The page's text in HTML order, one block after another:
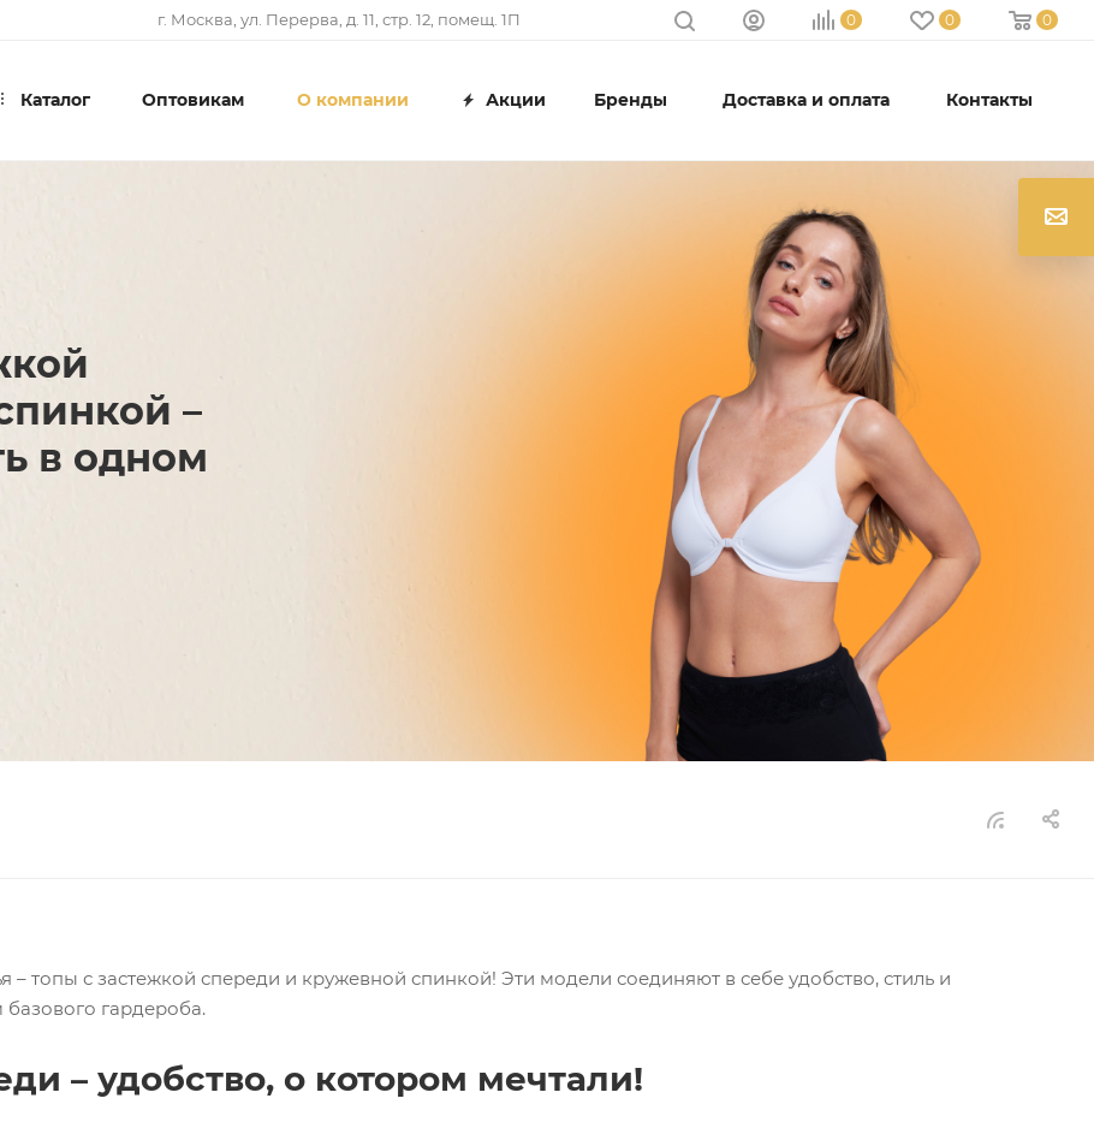
г. Москва, ул. Перерва, д. 11, стр. 12, помещ. 1П 0 0 0
Каталог Оптовикам О компании Акции Бренды Доставка и оплата Контакты
–
в одном
топы с застежкой спереди и кружевной спинкой! Эти модели соединяют в себе удобство, стиль и
гардероба.
– удобство, о котором мечтали!